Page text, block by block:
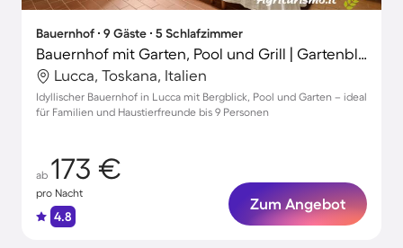
Bauernhof ∙ 9 Gäste ∙ 5 Schlafzimmer
Bauernhof mit Garten, Pool und Grill | Gartenblick
Lucca, Toskana, Italien
Idyllischer Bauernhof in Lucca mit Bergblick, Pool und Garten – ideal
für Familien und Haustierfreunde bis 9 Personen
ab 173 €
pro Nacht
4.8
Zum Angebot